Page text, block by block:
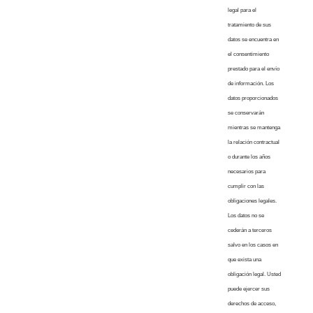
legal para el
tratamiento de sus
datos se encuentra en
el consentimiento
prestado para el envío
de información. Los
datos proporcionados
se conservarán
mientras se mantenga
la relación contractual
o durante los años
necesarios para
cumplir con las
obligaciones legales.
Los datos no se
cederán a terceros
salvo en los casos en
que exista una
obligación legal. Usted
puede ejercer sus
derechos de acceso,